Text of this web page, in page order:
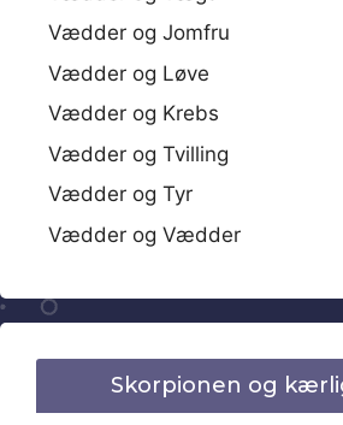
Vædder og Jomfru
Vædder og Løve
Vædder og Krebs
Vædder og Tvilling
Vædder og Tyr
Vædder og Vædder
Skorpionen og